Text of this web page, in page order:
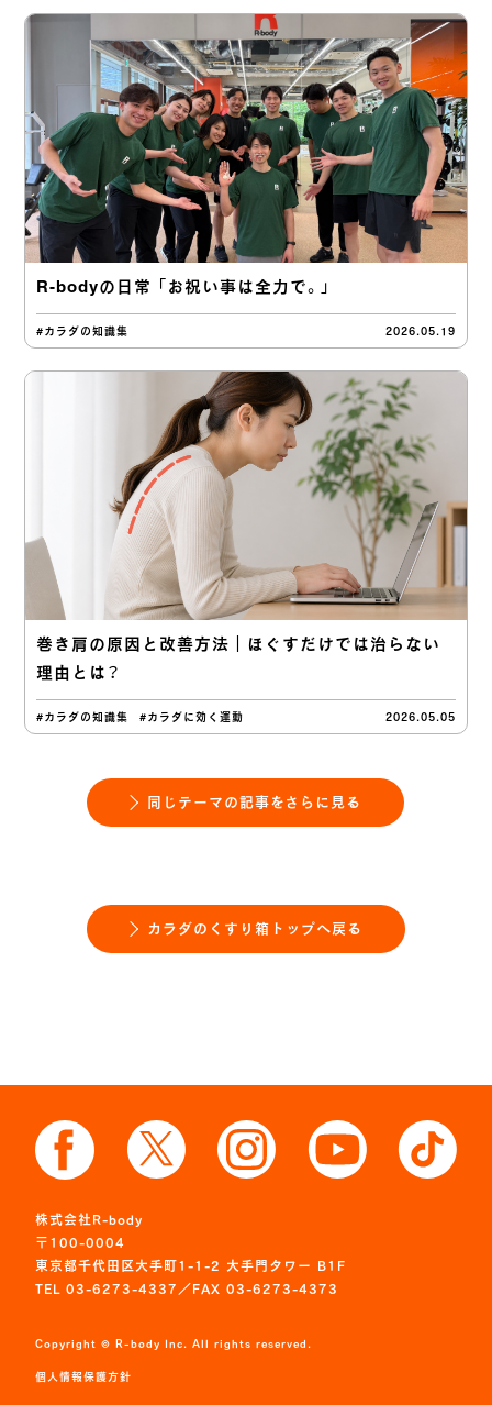
R-bodyの日常 「お祝い事は全力で。」
#カラダの知識集 2026.05.19
巻き肩の原因と改善方法｜ほぐすだけでは治らない
理由とは？
#カラダの知識集 #カラダに効く運動 2026.05.05
同じテーマの記事をさらに見る
カラダのくすり箱トップへ戻る
株式会社R-body
〒100-0004
東京都千代田区大手町1-1-2 大手門タワー B1F
TEL 03-6273-4337／FAX 03-6273-4373
Copyright © R-body Inc. All rights reserved.
個人情報保護方針